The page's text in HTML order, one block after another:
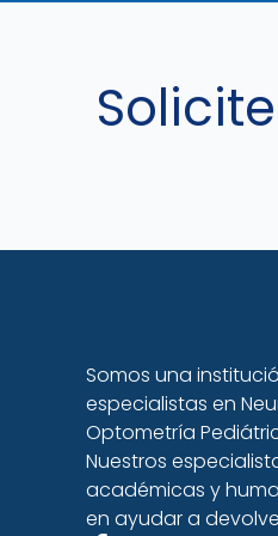
Somos una
especialistas en
Optometría
Nuestros
académicas y
en ayudar a